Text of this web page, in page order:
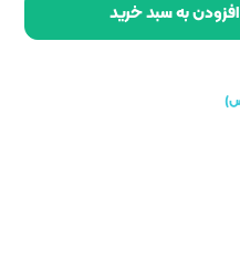
افزودن به سبد خرید